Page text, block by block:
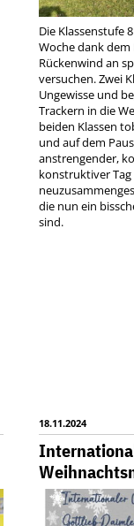
Die Klassenstufe
Woche dank
Rückenwind an
versuchen. Zwei
Ungewisse und
Trackern in die
beiden Klassen
und auf dem
anstrengender,
konstruktiver
die nun ein
sind.
18.11.2024